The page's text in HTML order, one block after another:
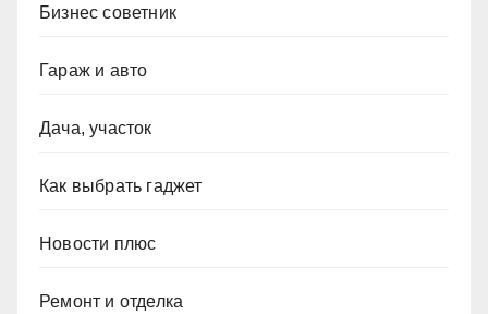
Бизнес советник
Гараж и авто
Дача, участок
Как выбрать гаджет
Новости плюс
Ремонт и отделка